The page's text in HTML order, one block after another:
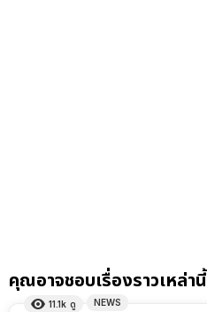
คุณอาจชอบเรื่องราวเหล่านี้
11.1k ดู NEWS